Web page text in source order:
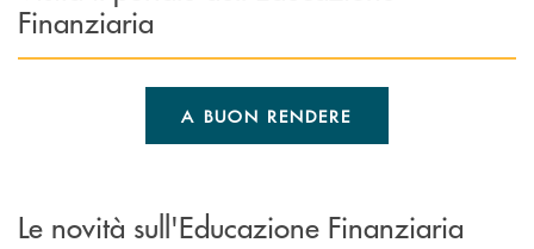
Finanziaria
A BUON RENDERE
Le novità sull'Educazione Finanziaria